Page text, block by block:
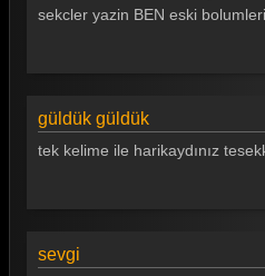
Güldür güldür 244. Bölüm
Güldür güldür 241. Bölüm
Güldür güldür 238. Bölüm
sekcler yazin BEN eski
güldük güldük
tek kelime ile harikaydınız
sevgi